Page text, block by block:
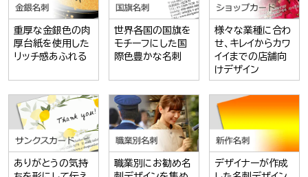
重厚な金銀色の肉
厚台紙を使用した
リッチ感あふれる
世界各国の国旗を
モチーフにした国
際色豊かな名刺
様々な業種に合わ
せ、キレイからカワ
イイまでの店舗向
けデザイン
ありがとうの気持
職業別にお勧め名
デザイナーが作成